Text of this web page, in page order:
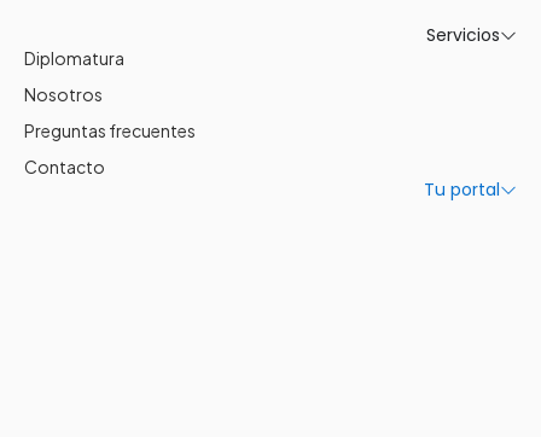
Servicios
Diplomatura
Nosotros
Preguntas frecuentes
Contacto
Tu portal